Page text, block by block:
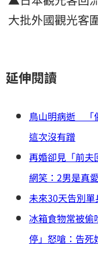
大批外國觀光客
延伸閱讀
鳥山明病逝 「
這次沒有蹭
再婚卻見「前
網笑：2男是真愛
未來30天告別
冰箱食物常被
停」怒嗆：告死